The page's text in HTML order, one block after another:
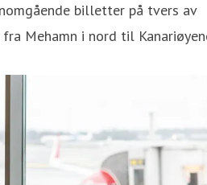
billetter på tvers av
Mehamn i nord til